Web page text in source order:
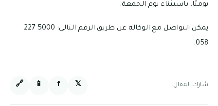
يوميًا، باستثناء يوم الجمعة.
يمكن التواصل مع الوكالة عن طريق الرقم التالي: 5000 227
058.
شارك المقال: 𝕏
f
📱
🔗